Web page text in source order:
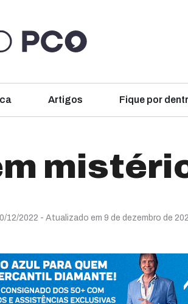
Artigos Fique por
12/2022 - Atualizado em 9 de dezembro de